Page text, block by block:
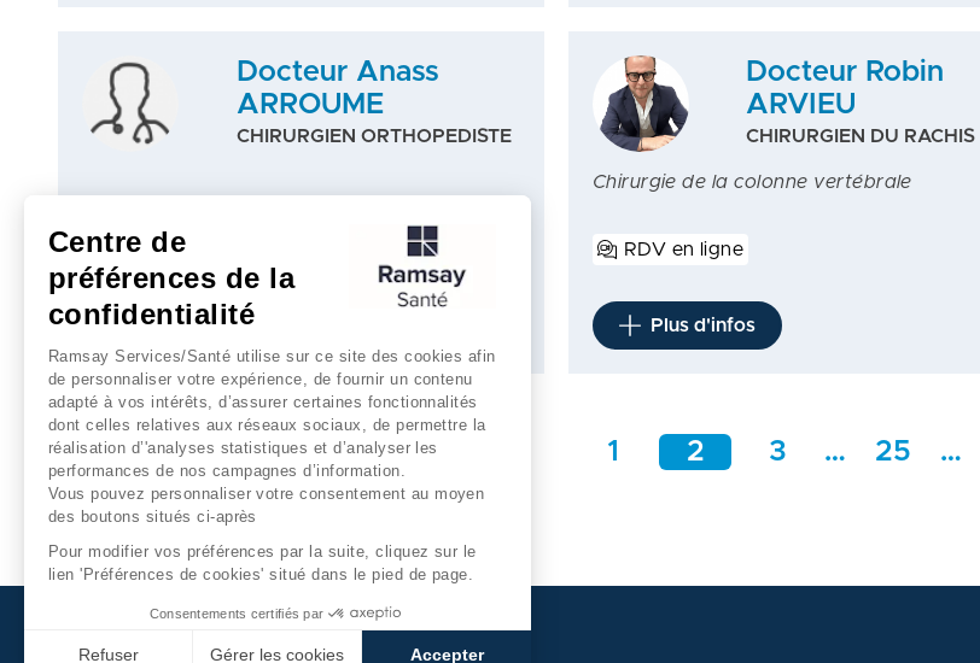
Docteur Anass
ARROUME
CHIRURGIEN ORTHOPEDISTE
RDV en ligne
Plus d'infos
Docteur Robin
ARVIEU
CHIRURGIEN DU RACHIS
Chirurgie de la colonne vertébrale
RDV en ligne
Plus d'infos
1 2 3 … 25 …
Centre de
préférences de la
confidentialité
Ramsay Services/Santé utilise sur ce site des cookies afin
de personnaliser votre expérience, de fournir un contenu
adapté à vos intérêts, d’assurer certaines fonctionnalités
dont celles relatives aux réseaux sociaux, de permettre la
réalisation d’'analyses statistiques et d’analyser les
performances de nos campagnes d’information.
Vous pouvez personnaliser votre consentement au moyen
des boutons situés ci-après
Pour modifier vos préférences par la suite, cliquez sur le
lien 'Préférences de cookies' situé dans le pied de page.
Consentements certifiés par
Refuser Gérer les cookies Accepter